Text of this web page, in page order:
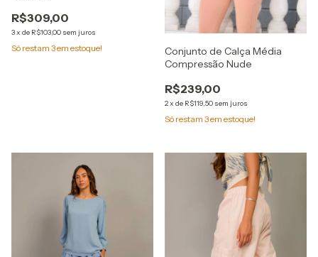
R$309,00
3x de R$103,00 sem juros
Só restam 3em estoque!
Conjunto de Calça Média
Compressão Nude
R$239,00
2x de R$119,50 sem juros
Só restam 3em estoque!